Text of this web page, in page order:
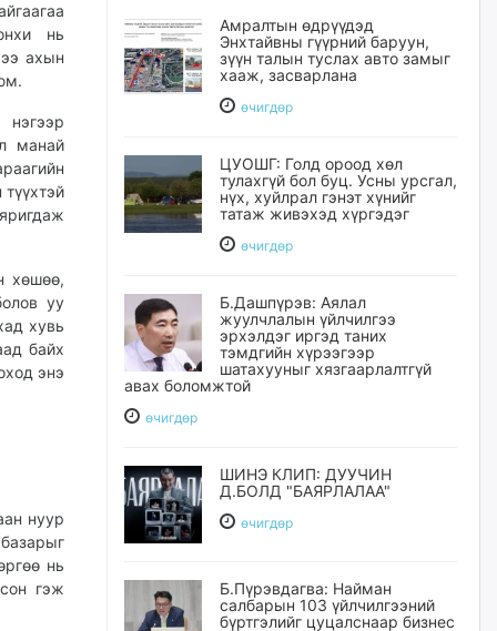
нь
ахын
манай
хөшөө,
уу
хувь
байх
энэ
нуур
нь
гэж
Амралтын өдрүүдэд
Энхтайвны гүүрний баруун,
зүүн талын туслах авто замыг
хааж, засварлана
өчигдѳр
ЦУОШГ: Голд ороод хөл
тулахгүй бол буц. Усны урсгал,
нүх, хуйлрал гэнэт хүнийг
татаж живэхэд хүргэдэг
өчигдѳр
Б.Дашпүрэв: Аялал
жуулчлалын үйлчилгээ
эрхэлдэг иргэд таних
тэмдгийн хүрээгээр
шатахууныг хязгаарлалтгүй
авах боломжтой
өчигдѳр
ШИНЭ КЛИП: ДУУЧИН
Д.БОЛД "БАЯРЛАЛАА"
өчигдѳр
Б.Пүрэвдагва: Найман
салбарын 103 үйлчилгээний
бүртгэлийг цуцалснаар бизнес